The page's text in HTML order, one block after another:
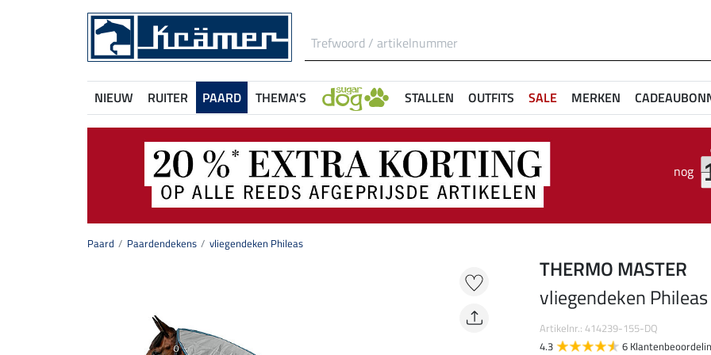
NIEUW RUITER PAARD THEMA'S STALLEN OUTFITS SALE MERKEN
nog
Paard Paardendekens vliegendeken Phileas
THERMO MASTER
vliegendeken Phileas
Artikelnr.: 414239-155-DQ
4.3
6